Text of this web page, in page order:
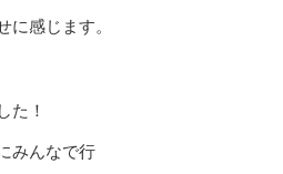
感じます。
た！
みんなで行